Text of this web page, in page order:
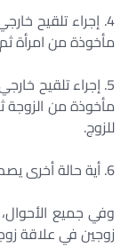
4. إجراء تلقيح
مأخوذة من امرأة
5. إجراء تلقيح
مأخوذة من الزوجة
للزوج.
6. أية حالة أخرى يصدر بتحديدها قرار من مجلس الوزراء.
وفي جميع الأحوال،
زوجين في علاقة